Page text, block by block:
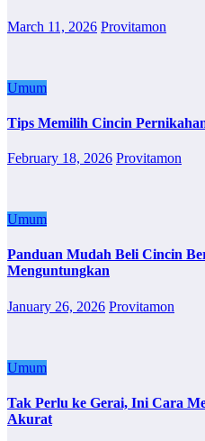
March 11, 2026 Provitamon
Umum
Tips Memilih Cincin
February 18, 2026 Provitamon
Umum
Panduan Mudah Beli Cincin
Menguntungkan
January 26, 2026 Provitamon
Umum
Tak Perlu ke Gerai, Ini Cara
Akurat